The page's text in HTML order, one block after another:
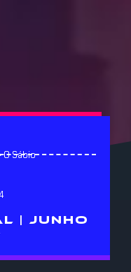
O Sábio
| JUNHO